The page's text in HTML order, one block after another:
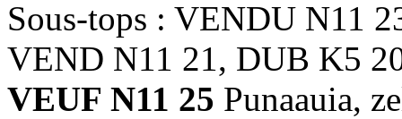
Sous-tops : VENDU N11
VEND N11 21, DUB K5
VEUF N11 25 Punaauia,